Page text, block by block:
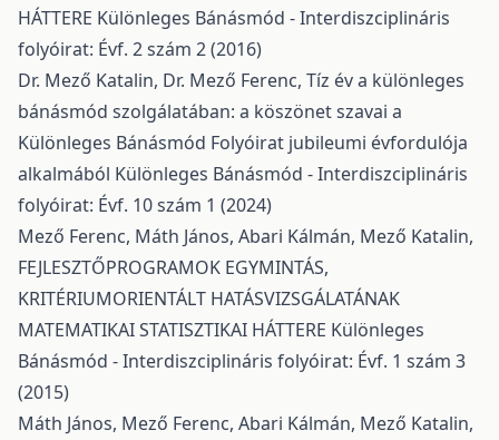
HÁTTERE Különleges Bánásmód - Interdiszciplináris
folyóirat: Évf. 2 szám 2 (2016)
Dr. Mező Katalin, Dr. Mező Ferenc, Tíz év a különleges
bánásmód szolgálatában: a köszönet szavai a
Különleges Bánásmód Folyóirat jubileumi évfordulója
alkalmából Különleges Bánásmód - Interdiszciplináris
folyóirat: Évf. 10 szám 1 (2024)
Mező Ferenc, Máth János, Abari Kálmán, Mező Katalin,
FEJLESZTŐPROGRAMOK EGYMINTÁS,
KRITÉRIUMORIENTÁLT HATÁSVIZSGÁLATÁNAK
MATEMATIKAI STATISZTIKAI HÁTTERE Különleges
Bánásmód - Interdiszciplináris folyóirat: Évf. 1 szám 3
(2015)
Máth János, Mező Ferenc, Abari Kálmán, Mező Katalin,